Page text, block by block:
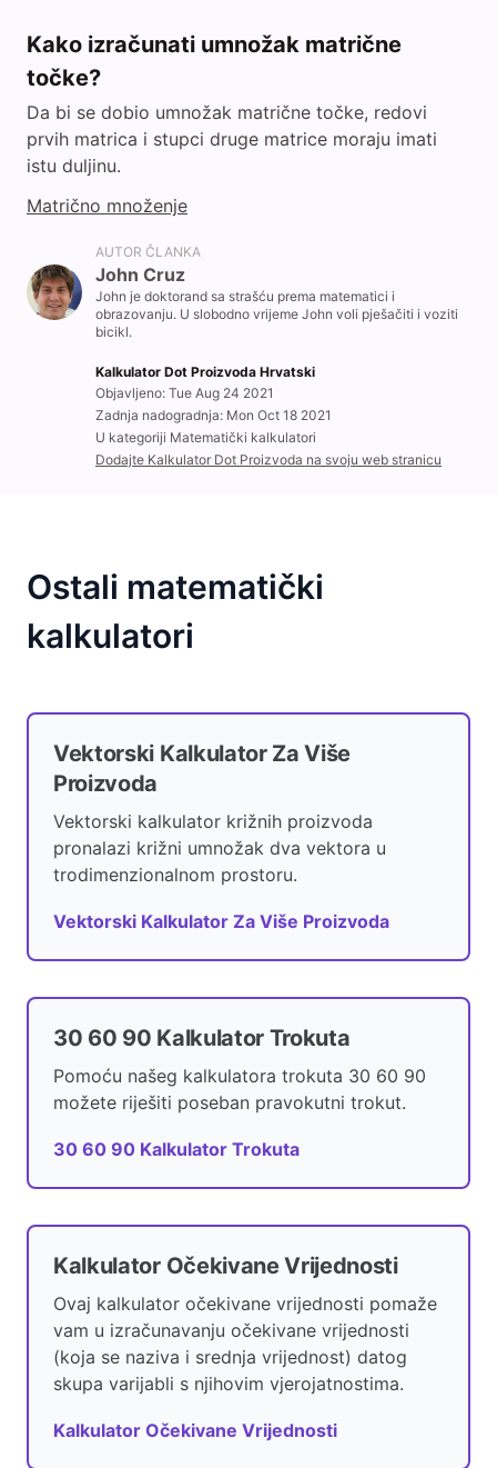
Kako izračunati umnožak matrične
točke?
Da bi se dobio umnožak matrične točke, redovi
prvih matrica i stupci druge matrice moraju imati
istu duljinu.
Matrično množenje
AUTOR ČLANKA
John Cruz
John je doktorand sa strašću prema matematici i
obrazovanju. U slobodno vrijeme John voli pješačiti i voziti
bicikl.
Kalkulator Dot Proizvoda Hrvatski
Objavljeno: Tue Aug 24 2021
Zadnja nadogradnja: Mon Oct 18 2021
U kategoriji Matematički kalkulatori
Dodajte Kalkulator Dot Proizvoda na svoju web stranicu
Ostali matematički
kalkulatori
Vektorski Kalkulator Za Više
Proizvoda
Vektorski kalkulator križnih proizvoda
pronalazi križni umnožak dva vektora u
trodimenzionalnom prostoru.
Vektorski Kalkulator Za Više Proizvoda
30 60 90 Kalkulator Trokuta
Pomoću našeg kalkulatora trokuta 30 60 90
možete riješiti poseban pravokutni trokut.
30 60 90 Kalkulator Trokuta
Kalkulator Očekivane Vrijednosti
Ovaj kalkulator očekivane vrijednosti pomaže
vam u izračunavanju očekivane vrijednosti
(koja se naziva i srednja vrijednost) datog
skupa varijabli s njihovim vjerojatnostima.
Kalkulator Očekivane Vrijednosti